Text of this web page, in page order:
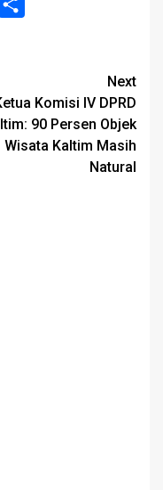
Messenger
Next
Komisi IV DPRD
90 Persen Objek
Wisata Kaltim Masih
Natural